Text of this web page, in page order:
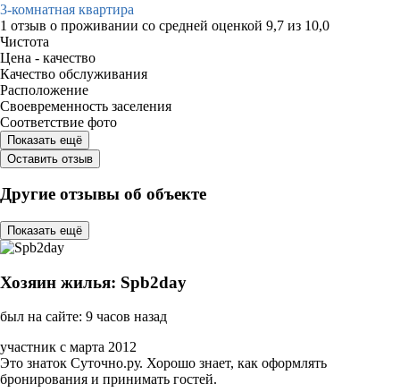
3-комнатная квартира
1 отзыв о проживании со средней оценкой 9,7 из 10,0
Чистота
Цена - качество
Качество обслуживания
Расположение
Своевременность заселения
Соответствие фото
Показать ещё
Оставить отзыв
Другие отзывы об объекте
Показать ещё
Хозяин жилья: Spb2day
был на сайте: 9 часов назад
участник с марта 2012
Это знаток Суточно.ру. Хорошо знает, как оформлять
бронирования и принимать гостей.